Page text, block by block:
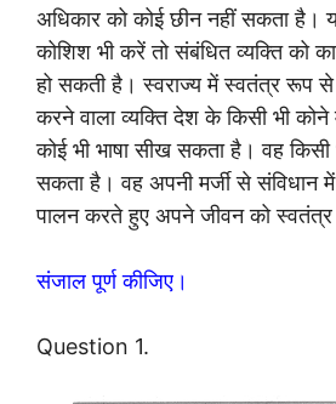
अधिकार को कोई छीन नहीं सकता है।
कोशिश भी करें तो संबंधित व्यक्ति को
हो सकती है। स्वराज्य में स्वतंत्र रूप
करने वाला व्यक्ति देश के किसी भी
कोई भी भाषा सीख सकता है। वह किसी
सकता है। वह अपनी मर्जी से संविधान में
पालन करते हुए अपने जीवन को
संजाल पूर्ण कीजिए।
Question 1.